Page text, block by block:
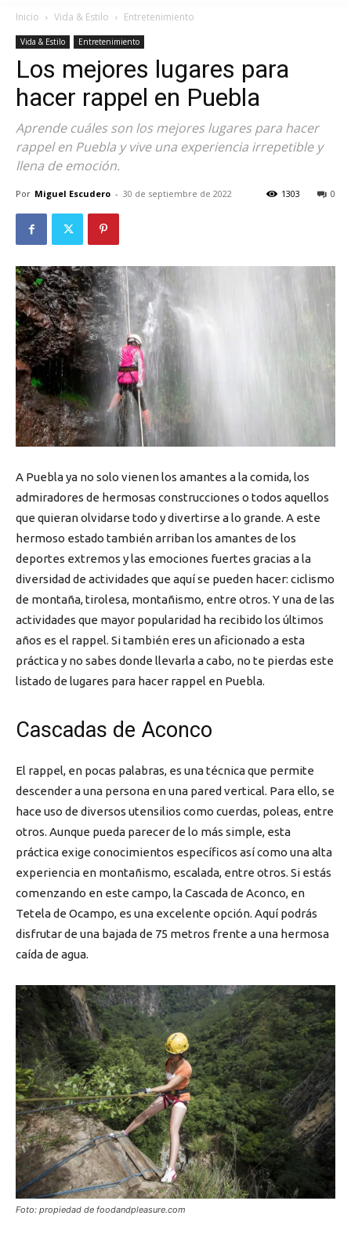
Inicio Vida & Estilo Entretenimiento
Vida & Estilo Entretenimiento
Los mejores lugares para
hacer rappel en Puebla
Aprende cuáles son los mejores lugares para hacer
rappel en Puebla y vive una experiencia irrepetible y
llena de emoción.
Por Miguel Escudero - 30 de septiembre de 2022 0
1303
A Puebla ya no solo vienen los amantes a la comida, los
admiradores de hermosas construcciones o todos aquellos
que quieran olvidarse todo y divertirse a lo grande. A este
hermoso estado también arriban los amantes de los
deportes extremos y las emociones fuertes gracias a la
diversidad de actividades que aquí se pueden hacer: ciclismo
de montaña, tirolesa, montañismo, entre otros. Y una de las
actividades que mayor popularidad ha recibido los últimos
años es el rappel. Si también eres un aficionado a esta
práctica y no sabes donde llevarla a cabo, no te pierdas este
listado de lugares para hacer rappel en Puebla.
Cascadas de Aconco
El rappel, en pocas palabras, es una técnica que permite
descender a una persona en una pared vertical. Para ello, se
hace uso de diversos utensilios como cuerdas, poleas, entre
otros. Aunque pueda parecer de lo más simple, esta
práctica exige conocimientos específicos así como una alta
experiencia en montañismo, escalada, entre otros. Si estás
comenzando en este campo, la Cascada de Aconco, en
Tetela de Ocampo, es una excelente opción. Aquí podrás
disfrutar de una bajada de 75 metros frente a una hermosa
caída de agua.
Foto: propiedad de foodandpleasure.com